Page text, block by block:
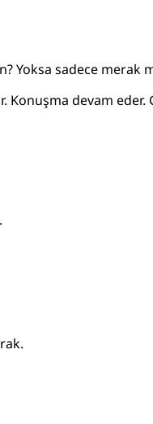
Yoksa sadece merak
Konuşma devam